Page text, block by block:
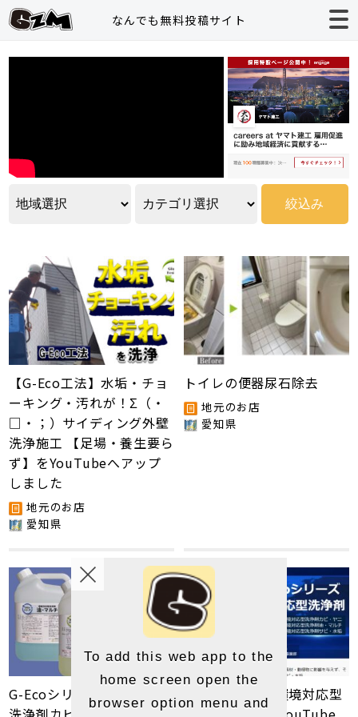
なんでも無料投稿サイト
【G-Eco工法】水垢・チョ
ーキング・汚れが！Σ（・
□・；）サイディング外壁
洗浄施工 【足場・養生要ら
ず】をYouTubeへアップ
しました
地元のお店
愛知県
トイレの便器尿石除去
地元のお店
愛知県
G-Ecoシリーズ環境対応型
G-Ecoシリーズ環境対応型
To add this web app to the
home screen open the
browser option menu and